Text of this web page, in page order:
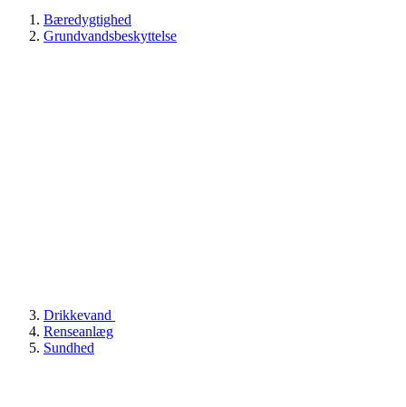
Bæredygtighed
Grundvandsbeskyttelse
Drikkevand
Renseanlæg
Sundhed